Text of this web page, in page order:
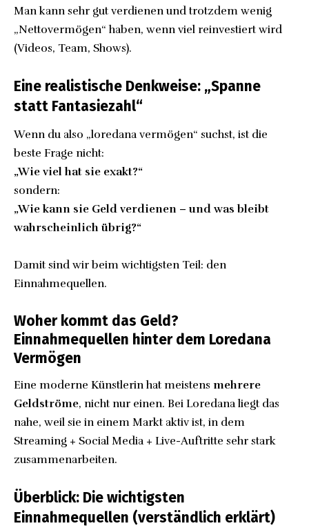
Man kann sehr gut verdienen und trotzdem wenig
„Nettovermögen“ haben, wenn viel reinvestiert wird
(Videos, Team, Shows).
Eine realistische Denkweise: „Spanne
statt Fantasiezahl“
Wenn du also „loredana vermögen“ suchst, ist die
beste Frage nicht:
„Wie viel hat sie exakt?“
sondern:
„Wie kann sie Geld verdienen – und was bleibt
wahrscheinlich übrig?“
Damit sind wir beim wichtigsten Teil: den
Einnahmequellen.
Woher kommt das Geld?
Einnahmequellen hinter dem Loredana
Vermögen
Eine moderne Künstlerin hat meistens mehrere
Geldströme, nicht nur einen. Bei Loredana liegt das
nahe, weil sie in einem Markt aktiv ist, in dem
Streaming + Social Media + Live-Auftritte sehr stark
zusammenarbeiten.
Überblick: Die wichtigsten
Einnahmequellen (verständlich erklärt)